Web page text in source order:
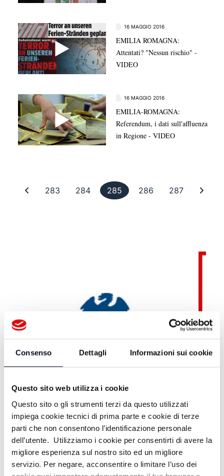
Consenso Dettagli Informazioni sui cookie
Questo sito web utilizza i cookie
Questo sito o gli strumenti terzi da questo utilizzati
impiega cookie tecnici di prima parte e cookie di terze
parti che non consentono l’identificazione personale
dell’utente. Utilizziamo i cookie per consentirti di avere la
migliore esperienza sul nostro sito ed un migliore
servizio. Per negare, acconsentire o limitare l’uso dei
16 MAGGIO 2016
EMILIA ROMAGNA:
Attentati? "Nessun rischio" -
VIDEO
16 MAGGIO 2016
EMILIA-ROMAGNA:
Referendum, i dati sull'affluenza
in Regione - VIDEO
Prima pagina
283Pagina 283
284Pagina 284
285 Pagina 285
286Pagina 286
287Pagina
Teleromagna OnDemand